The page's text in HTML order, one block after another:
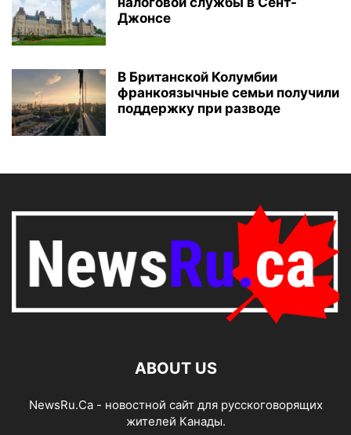
Джонсе
В Британской Колумбии
франкоязычные семьи получили
поддержку при разводе
ABOUT US
NewsRu.Ca - новостной сайт для русскоговорящих
жителей Канады.